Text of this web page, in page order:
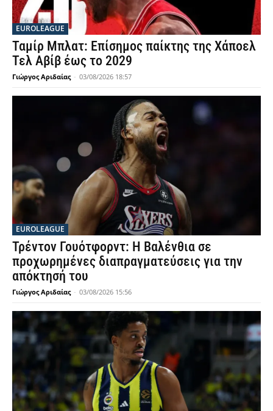
EUROLEAGUE
Ταμίρ Μπλατ: Επίσημος παίκτης της Χάποελ
Τελ Αβίβ έως το 2029
Γιώργος Αριδαίας - 03/08/2026 18:57
EUROLEAGUE
Τρέντον Γουότφορντ: Η Βαλένθια σε
προχωρημένες διαπραγματεύσεις για την
απόκτησή του
Γιώργος Αριδαίας - 03/08/2026 15:56